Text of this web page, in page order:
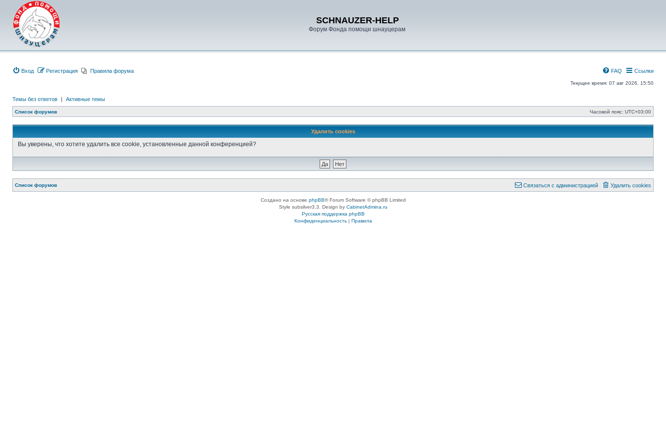
SCHNAUZER-HELP
Форум Фонда помощи шнауцерам
Вход Регистрация Ссылки
Правила форума FAQ
Текущее время: 07 авг 2026, 15:50
Темы без ответов | Активные темы
Список форумов Часовой пояс: UTC+03:00
Удалить cookies
Вы уверены, что хотите удалить все cookie, установленные данной конференцией?
Список форумов Удалить cookies
Связаться с администрацией
Создано на основе phpBB® Forum Software © phpBB Limited
Style subsilver3.3. Design by CabinetAdmina.ru
Русская поддержка phpBB
Конфиденциальность| Правила